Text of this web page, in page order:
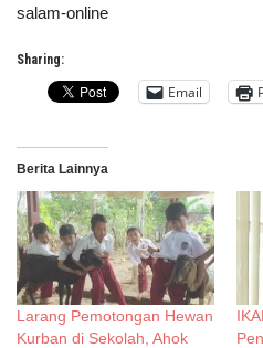
salam-online
Sharing:
Email
Berita Lainnya
Larang Pemotongan Hewan
Kurban di Sekolah, Ahok